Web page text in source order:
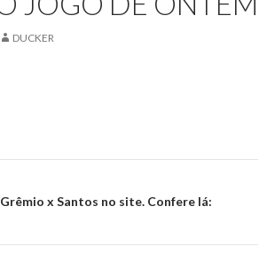
DUCKER
x Santos no site. Confere lá: